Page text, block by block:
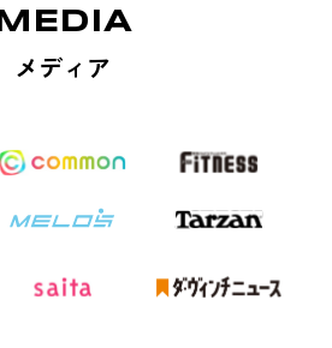
MEDIA
メディア